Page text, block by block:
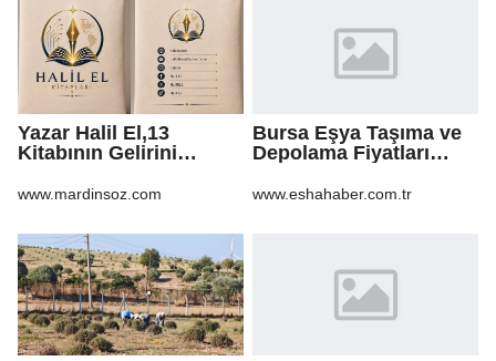
Yazar Halil El,13
Kitabının Gelirini
www.mardinsoz.com
Bursa Eşya Taşıma ve
Depolama Fiyatları
İçin Bilinmesi
www.eshahaber.com.tr